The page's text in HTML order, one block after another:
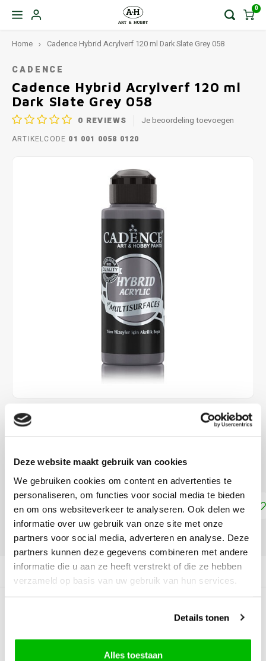
Deze website maakt gebruik van cookies
We gebruiken cookies om content en advertenties te
personaliseren, om functies voor social media te bieden
en om ons websiteverkeer te analyseren. Ook delen we
informatie over uw gebruik van onze site met onze
partners voor social media, adverteren en analyse. Deze
partners kunnen deze gegevens combineren met andere
informatie die u aan ze heeft verstrekt of die ze hebben
verzameld op basis van uw gebruik van hun services.
Details tonen
Alles toestaan
0
Home Cadence Hybrid Acrylverf 120 ml Dark Slate Grey 058
CADENCE
Cadence Hybrid Acrylverf 120 ml
Dark Slate Grey 058
0 REVIEWS Je beoordeling toevoegen
ARTIKELCODE 01 001 0058 0120
€4,25
Geschikt voor vrijwel alle ondergronden!
Toevoegen aan winkelwagen
DELEN:
Productomschrijving
0Reviews